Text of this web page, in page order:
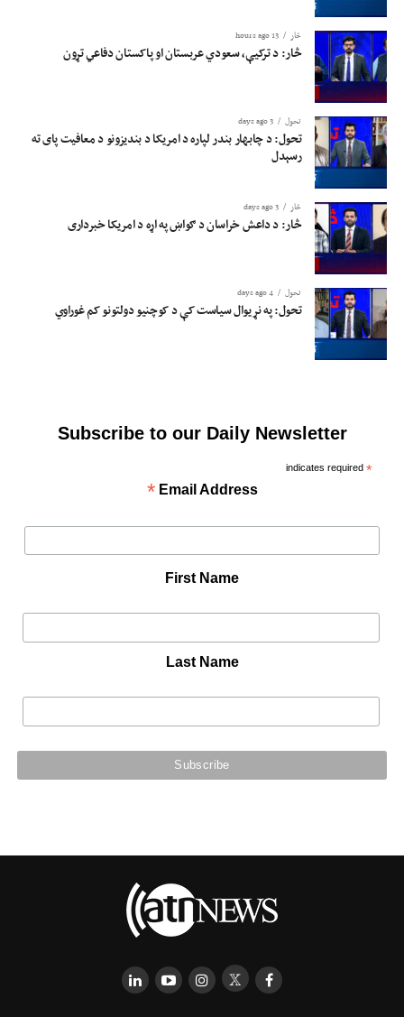
څار 13 hours ago
څار: د ترکیې، سعودي عربستان او پاکستان دفاعي تړون
تحول 3 days ago
تحول: د چابهار بندر لپاره د امریکا د بندیزونو د معافیت پای ته
رسېدل
څار 3 days ago
څار: د داعش خراسان د ګواښ په اړه د امریکا خبرداری
تحول 4 days ago
تحول: په نړیوال سیاست کې د کوچنیو دولتونو کم غوراوي
Subscribe to our Daily Newsletter
*
indicates required
Email Address
*
First Name
Last Name